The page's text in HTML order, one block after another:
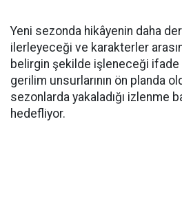
Yeni sezonda hikâyenin daha
ilerleyeceği ve karakterler
belirgin şekilde işleneceği ifade
gerilim unsurlarının ön planda
sezonlarda yakaladığı izlenme
hedefliyor.